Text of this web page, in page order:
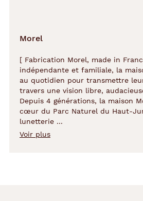
Morel
[ Fabrication Morel, made in
indépendante et familiale, la
au quotidien pour transmettre
travers une vision libre,
Depuis 4 générations, la maison
cœur du Parc Naturel du Haut-
lunetterie ...
Voir plus
de